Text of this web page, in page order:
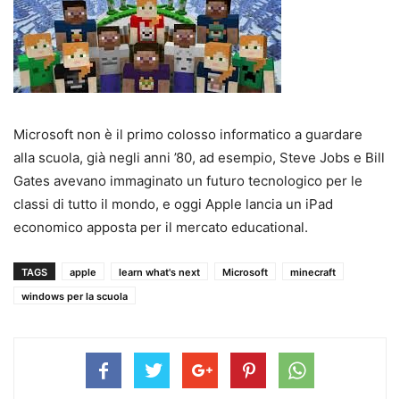
Microsoft non è il primo colosso informatico a guardare
alla scuola, già negli anni ’80, ad esempio, Steve Jobs e Bill
Gates avevano immaginato un futuro tecnologico per le
classi di tutto il mondo, e oggi Apple lancia un iPad
economico apposta per il mercato educational.
TAGS apple learn what's next Microsoft
minecraft
windows per la scuola